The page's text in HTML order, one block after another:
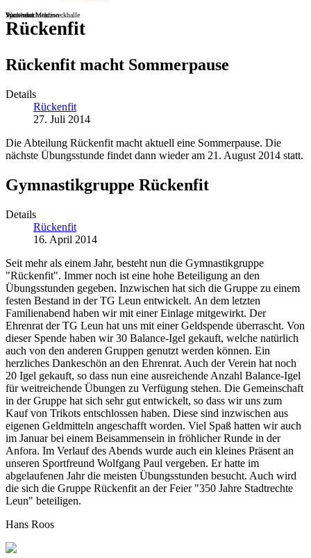
Sportheim
Turn- und Mehrzweckhalle
Wackenbachstadion
Rückenfit
Rückenfit macht Sommerpause
Details
Rückenfit
27. Juli 2014
Die Abteilung Rückenfit macht aktuell eine Sommerpause. Die
nächste Übungsstunde findet dann wieder am 21. August 2014 statt.
Gymnastikgruppe Rückenfit
Details
Rückenfit
16. April 2014
Seit mehr als einem Jahr, besteht nun die Gymnastikgruppe
"Rückenfit". Immer noch ist eine hohe Beteiligung an den
Übungsstunden gegeben. Inzwischen hat sich die Gruppe zu einem
festen Bestand in der TG Leun entwickelt. An dem letzten
Familienabend haben wir mit einer Einlage mitgewirkt. Der
Ehrenrat der TG Leun hat uns mit einer Geldspende überrascht. Von
dieser Spende haben wir 30 Balance-Igel gekauft, welche natürlich
auch von den anderen Gruppen genutzt werden können. Ein
herzliches Dankeschön an den Ehrenrat. Auch der Verein hat noch
20 Igel gekauft, so dass nun eine ausreichende Anzahl Balance-Igel
für weitreichende Übungen zu Verfügung stehen. Die Gemeinschaft
in der Gruppe hat sich sehr gut entwickelt, so dass wir uns zum
Kauf von Trikots entschlossen haben. Diese sind inzwischen aus
eigenen Geldmitteln angeschafft worden. Viel Spaß hatten wir auch
im Januar bei einem Beisammensein in fröhlicher Runde in der
Anfora. Im Verlauf des Abends wurde auch ein kleines Präsent an
unseren Sportfreund Wolfgang Paul vergeben. Er hatte im
abgelaufenen Jahr die meisten Übungsstunden besucht. Auch wird
die sich die Gruppe Rückenfit an der Feier "350 Jahre Stadtrechte
Leun" beteiligen.
Hans Roos